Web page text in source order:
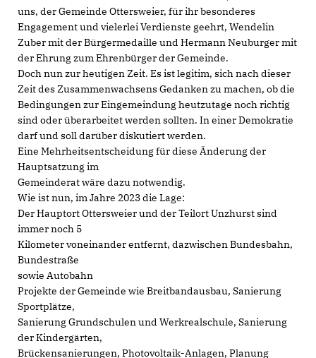
uns, der Gemeinde Ottersweier, für ihr besonderes
Engagement und vielerlei Verdienste geehrt, Wendelin
Zuber mit der Bürgermedaille und Hermann Neuburger mit
der Ehrung zum Ehrenbürger der Gemeinde.
Doch nun zur heutigen Zeit. Es ist legitim, sich nach dieser
Zeit des Zusammenwachsens Gedanken zu machen, ob die
Bedingungen zur Eingemeindung heutzutage noch richtig
sind oder überarbeitet werden sollten. In einer Demokratie
darf und soll darüber diskutiert werden.
Eine Mehrheitsentscheidung für diese Änderung der
Hauptsatzung im
Gemeinderat wäre dazu notwendig.
Wie ist nun, im Jahre 2023 die Lage:
Der Hauptort Ottersweier und der Teilort Unzhurst sind
immer noch 5
Kilometer voneinander entfernt, dazwischen Bundesbahn,
Bundestraße
sowie Autobahn
Projekte der Gemeinde wie Breitbandausbau, Sanierung
Sportplätze,
Sanierung Grundschulen und Werkrealschule, Sanierung
der Kindergärten,
Brückensanierungen, Photovoltaik-Anlagen, Planung